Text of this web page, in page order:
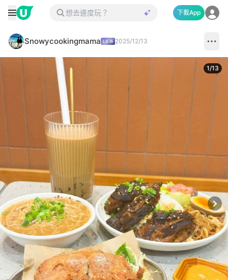
下載App
Snowycookingmama 2025/12/13
1/13